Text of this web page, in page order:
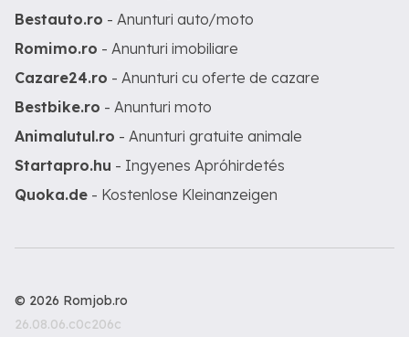
Bestauto.ro - Anunturi auto/moto
Romimo.ro - Anunturi imobiliare
Cazare24.ro - Anunturi cu oferte de cazare
Bestbike.ro - Anunturi moto
Animalutul.ro - Anunturi gratuite animale
Startapro.hu - Ingyenes Apróhirdetés
Quoka.de - Kostenlose Kleinanzeigen
© 2026 Romjob.ro
26.08.06.c0c206c